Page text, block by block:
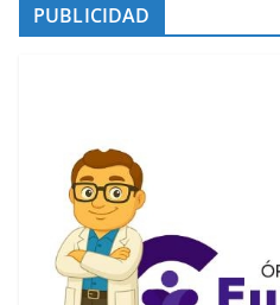
PUBLICIDAD